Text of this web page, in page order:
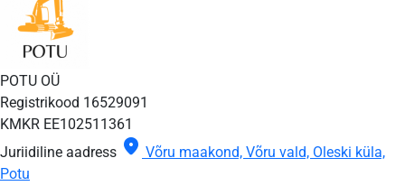
POTU OÜ
Registrikood 16529091
KMKR EE102511361
Juriidiline aadress location_on Võru maakond, Võru vald, Oleski küla,
Potu